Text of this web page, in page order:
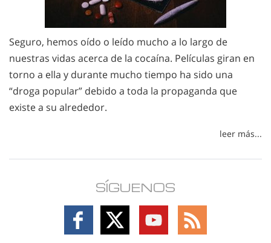
Seguro, hemos oído o leído mucho a lo largo de
nuestras vidas acerca de la cocaína. Películas giran en
torno a ella y durante mucho tiempo ha sido una
“droga popular” debido a toda la propaganda que
existe a su alrededor.
leer más...
SÍGUENOS
Follow
on
Follow
on
Follow
on
Follow
on